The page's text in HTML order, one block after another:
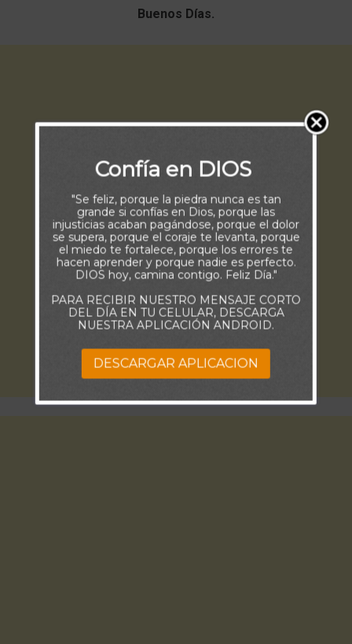
Buenos Días.
Confía en DIOS
"Se feliz, porque la piedra nunca es tan
grande si confías en Dios, porque las
injusticias acaban pagándose, porque el dolor
se supera, porque el coraje te levanta, porque
el miedo te fortalece, porque los errores te
hacen aprender y porque nadie es perfecto.
DIOS hoy, camina contigo. Feliz Día."
PARA RECIBIR NUESTRO MENSAJE CORTO
DEL DÍA EN TU CELULAR, DESCARGA
NUESTRA APLICACIÓN ANDROID.
DESCARGAR APLICACION